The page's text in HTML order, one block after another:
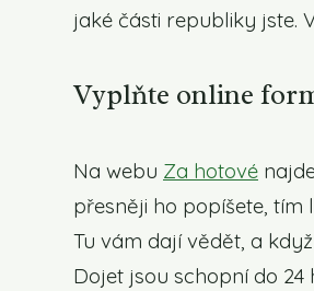
jaké části republiky jste.
Vyplňte online
Na webu Za hotové
přesněji ho popíšete, tím
Tu vám dají vědět, a
Dojet jsou schopní do 24